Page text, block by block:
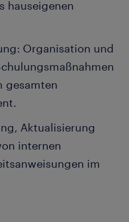
hauseigenen
Organisation und
gesamten
Aktualisierung
internen
im